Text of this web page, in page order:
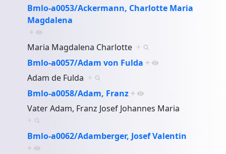
Bmlo-a0053/Ackermann, Charlotte Maria
Magdalena
+
Maria Magdalena Charlotte +
Bmlo-a0057/Adam von Fulda +
Adam de Fulda +
Bmlo-a0058/Adam, Franz +
Vater Adam, Franz Josef Johannes Maria
+
Bmlo-a0062/Adamberger, Josef Valentin
+